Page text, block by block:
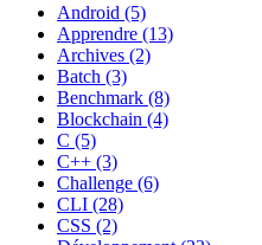
Android (5)
Apprendre (13)
Archives (2)
Batch (3)
Benchmark (8)
Blockchain (4)
C (5)
C++ (3)
Challenge (6)
CLI (28)
CSS (2)